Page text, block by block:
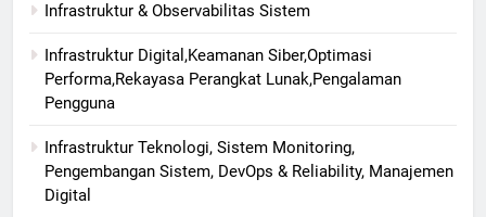
Infrastruktur & Observabilitas Sistem
Infrastruktur Digital,Keamanan Siber,Optimasi
Performa,Rekayasa Perangkat Lunak,Pengalaman
Pengguna
Infrastruktur Teknologi, Sistem Monitoring,
Pengembangan Sistem, DevOps & Reliability, Manajemen
Digital